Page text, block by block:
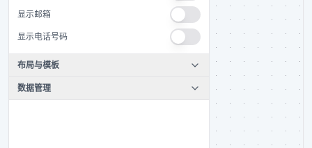
显示邮箱
显示电话号码
布局与模板
数据管理